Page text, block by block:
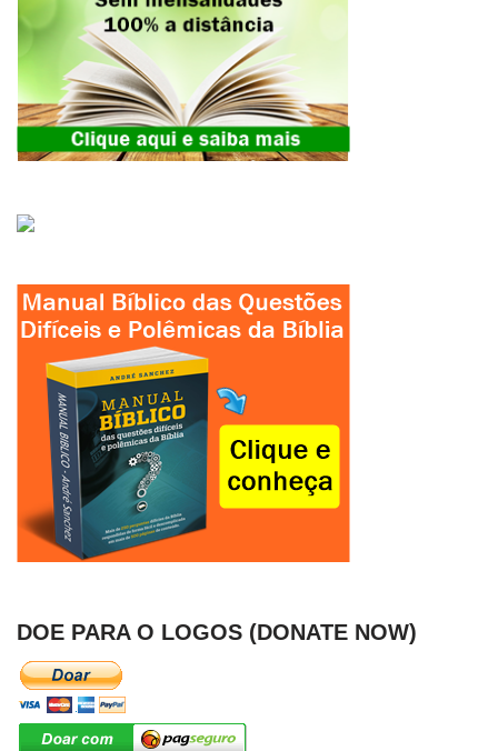
DOE PARA O LOGOS (DONATE NOW)